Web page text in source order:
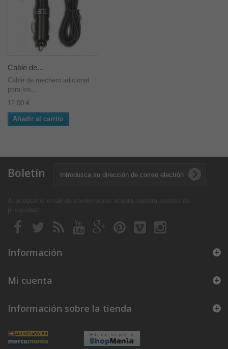
Cable de...
Cable de mechero adicional
para los...
12,00 €
Añadir al carrito
Boletín
Información
Mi cuenta
Información sobre la tienda